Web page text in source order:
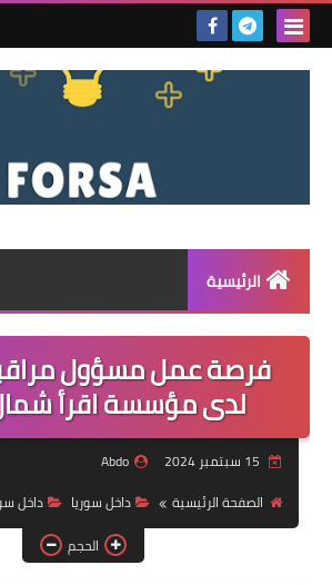
الرئيسية
القائمة
مناقصات
فرص عمل
فرص عمل
فرص عمل
فرصة عمل مسؤول
لدى مؤسسة اقرأ
Abdo
الصفحة الرئيسية
داخل سوريا
داخل
الحجم